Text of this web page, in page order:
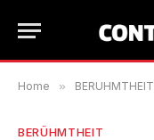
Home » BERÜHMTHEIT
BERÜHMTHEIT